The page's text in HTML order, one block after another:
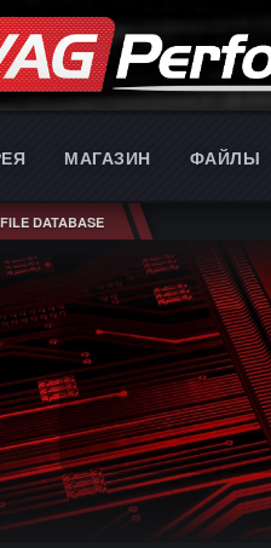
МАГАЗИН ФАЙЛЫ
DATABASE